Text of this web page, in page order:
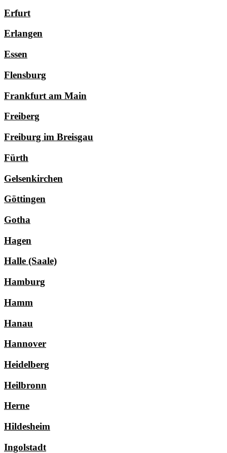
Erfurt
Erlangen
Essen
Flensburg
Frankfurt am Main
Freiberg
Freiburg im Breisgau
Fürth
Gelsenkirchen
Göttingen
Gotha
Hagen
Halle (Saale)
Hamburg
Hamm
Hanau
Hannover
Heidelberg
Heilbronn
Herne
Hildesheim
Ingolstadt